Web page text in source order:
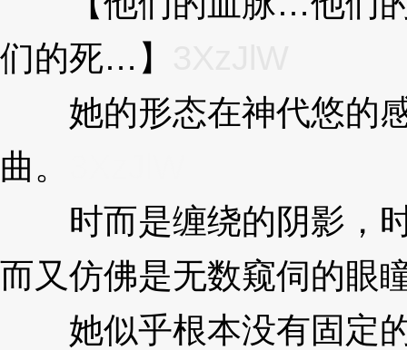
们的死…】
她的形态在神代悠的感
曲。
时而是缠绕的阴影，时
而又仿佛是无数窥伺的眼
她似乎根本没有固定